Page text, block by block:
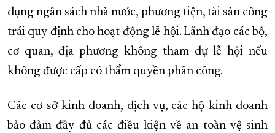
dụng ngân sách nhà nước, phương tiện, tài sản công
trái quy định cho hoạt động lễ hội. Lãnh đạo các bộ,
cơ quan, địa phương không tham dự lễ hội nếu
không được cấp có thẩm quyền phân công.
Các cơ sở kinh doanh, dịch vụ, các hộ kinh doanh
bảo đảm đầy đủ các điều kiện về an toàn vệ sinh